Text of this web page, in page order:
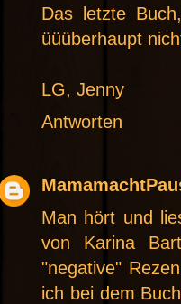
Das letzte
üüüberhaupt
LG, Jenny
Antworten
Man hört und
von Karina
"negative"
ich bei dem